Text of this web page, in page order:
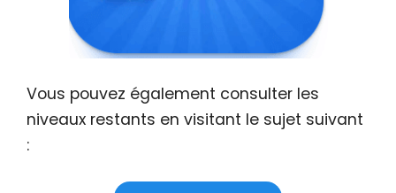
Vous pouvez également consulter les
niveaux restants en visitant le sujet suivant
: